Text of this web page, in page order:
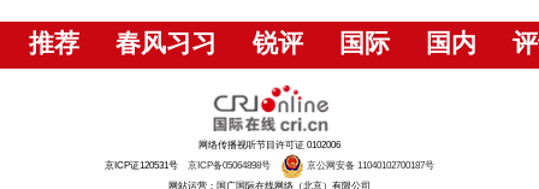
推荐 春风习习 锐评 国际 国内
网络传播视听节目许可证 0102006
京ICP证120531号 京ICP备05064898号
京公网安备 11040102700187号
网站运营：国广国际在线网络（北京）有限公司